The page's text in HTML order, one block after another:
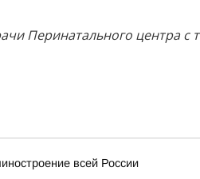
Перинатального центра
всей России